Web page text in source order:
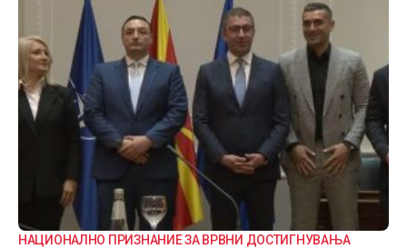
НАЦИОНАЛНО ПРИЗНАНИЕ ЗА ВРВНИ ДОСТИГНУВАЊА